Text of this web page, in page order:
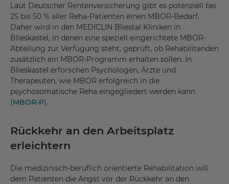
Laut Deutscher Rentenversicherung gibt es potenziell bei
25 bis 50 % aller Reha-Patienten einen MBOR-Bedarf.
Daher wird in den MEDICLIN Bliestal Kliniken in
Blieskastel, in denen eine speziell eingerichtete MBOR-
Abteilung zur Verfügung steht, geprüft, ob Rehabilitanden
zusätzlich ein MBOR-Programm erhalten sollen. In
Blieskastel erforschen Psychologen, Ärzte und
Therapeuten, wie MBOR erfolgreich in die
psychosomatische Reha eingegliedert werden kann
(MBOR-P).
Rückkehr an den Arbeitsplatz
erleichtern
Die medizinisch-beruflich orientierte Rehabilitation will
dem Patienten die Angst vor der Rückkehr an den